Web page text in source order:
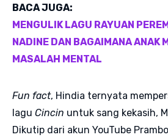
BACA JUGA:
MENGULIK LAGU RAYUAN
NADINE DAN BAGAIMANA ANAK
MASALAH MENTAL
Fun fact, Hindia ternyata
lagu Cincin untuk sang kekasih,
Dikutip dari akun YouTube